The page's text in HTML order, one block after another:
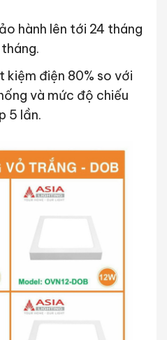
hành lên tới 24 tháng
kiệm điện 80% so với
và mức độ chiếu
5 lần.